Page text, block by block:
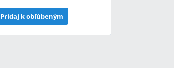
Pridaj k obľúbeným